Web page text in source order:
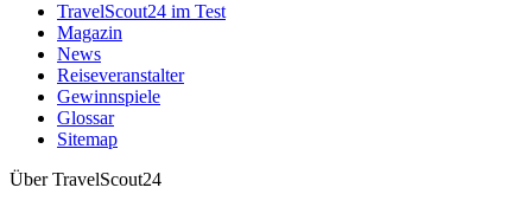
TravelScout24 im Test
Magazin
News
Reiseveranstalter
Gewinnspiele
Glossar
Sitemap
Über TravelScout24